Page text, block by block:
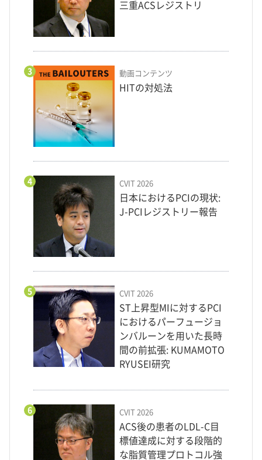
三重ACSレジストリ
3 動画コンテンツ
HITの対処法
4 CVIT 2026
日本におけるPCIの現状:
J-PCIレジストリー報告
5 CVIT 2026
ST上昇型MIに対するPCI
におけるパーフュージョ
ンバルーンを用いた長時
間の前拡張: KUMAMOTO
RYUSEI研究
6 CVIT 2026
ACS後の患者のLDL-C目
標値達成に対する段階的
な脂質管理プロトコル強